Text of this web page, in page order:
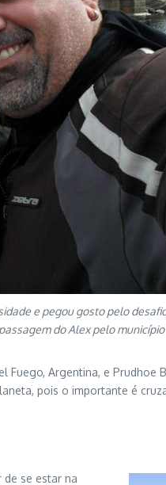
e pegou gosto pelo
do Alex pelo município
Argentina, e Prudhoe
pois o importante é
se estar na